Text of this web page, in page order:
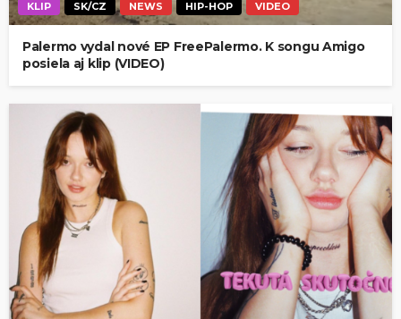
KLIP SK/CZ NEWS HIP-HOP VIDEO
Palermo vydal nové EP FreePalermo. K songu Amigo
posiela aj klip (VIDEO)